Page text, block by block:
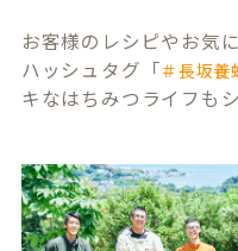
お客様のレシピやお気
ハッシュタグ「＃長坂養
キなはちみつライフも